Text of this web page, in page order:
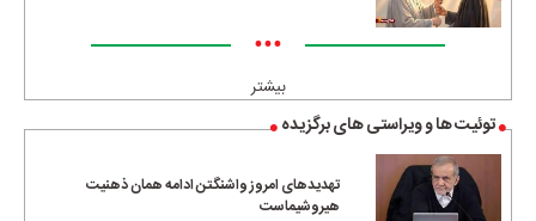
•••
بیشتر
توئیت ها و ویراستی های برگزیده
تهدیدهای امروز واشنگتن ادامه همان ذهنیت
هیروشیماست